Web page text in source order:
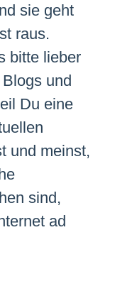
sie geht
raus.
bitte lieber
und
Du eine
und meinst,
sind,
ad